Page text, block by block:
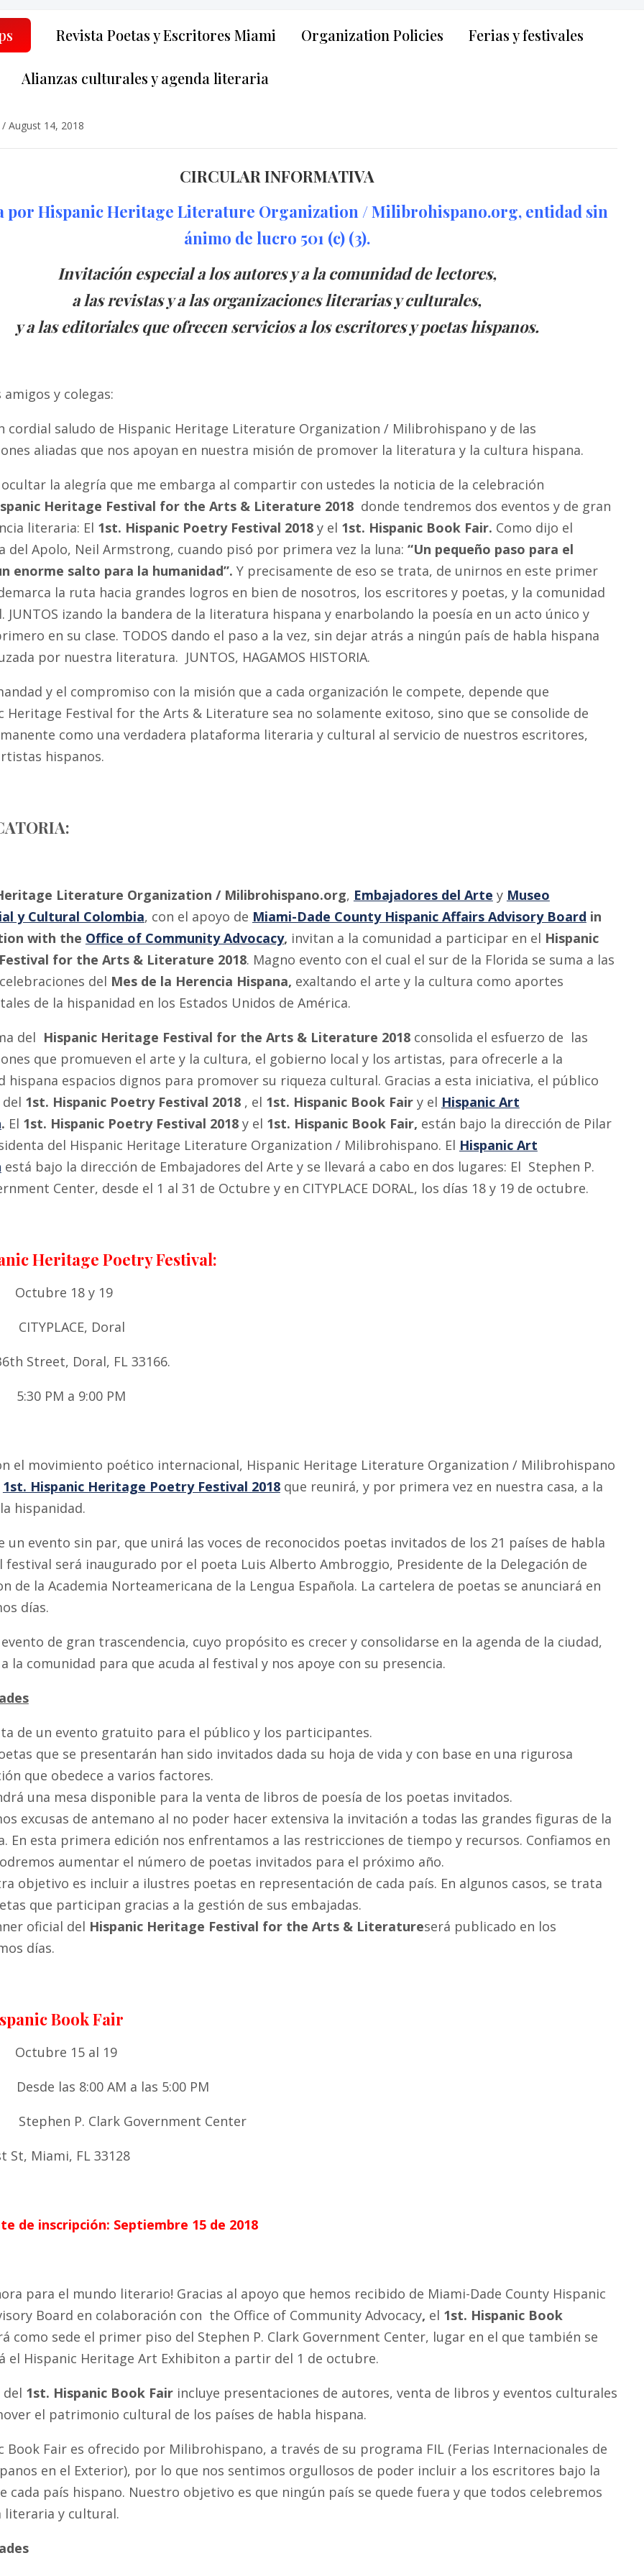
Revista Poetas y Escritores Miami Organization Policies Ferias y festivales
Alianzas culturales y agenda literaria
August 14, 2018
CIRCULAR INFORMATIVA
por Hispanic Heritage Literature Organization / Milibrohispano.org, entidad sin
ánimo de lucro 501 (c) (3).
Invitación especial a los autores y a la comunidad de lectores,
a las revistas y a las organizaciones literarias y culturales,
y a las editoriales que ofrecen servicios a los escritores y poetas hispanos.
amigos y colegas:
cordial saludo de Hispanic Heritage Literature Organization / Milibrohispano y de las
aliadas que nos apoyan en nuestra misión de promover la literatura y la cultura hispana.
la alegría que me embarga al compartir con ustedes la noticia de la celebración
Heritage Festival for the Arts & Literature 2018donde tendremos dos eventos y de gran
literaria: El 1st. Hispanic Poetry Festival 2018y el 1st. Hispanic Book Fair. Como dijo el
del Apolo, Neil Armstrong, cuando pisó por primera vez la luna: “Un pequeño paso para el
enorme salto para la humanidad”. Y precisamente de eso se trata, de unirnos en este primer
la ruta hacia grandes logros en bien de nosotros, los escritores y poetas, y la comunidad
JUNTOS izando la bandera de la literatura hispana y enarbolando la poesía en un acto único y
en su clase. TODOS dando el paso a la vez, sin dejar atrás a ningún país de habla hispana
por nuestra literatura. JUNTOS, HAGAMOS HISTORIA.
y el compromiso con la misión que a cada organización le compete, depende que
Heritage Festival for the Arts & Literature sea no solamente exitoso, sino que se consolide de
como una verdadera plataforma literaria y cultural al servicio de nuestros escritores,
hispanos.
Literature Organization / Milibrohispano.org, Embajadores del Arte y Museo
y Cultural Colombia, con el apoyo de Miami-Dade County Hispanic Affairs Advisory Board in
with the Office of Community Advocacy, invitan a la comunidad a participar en el Hispanic
for the Arts & Literature 2018. Magno evento con el cual el sur de la Florida se suma a las
del Mes de la Herencia Hispana, exaltando el arte y la cultura como aportes
de la hispanidad en los Estados Unidos de América.
del Hispanic Heritage Festival for the Arts & Literature 2018 consolida el esfuerzo de las
que promueven el arte y la cultura, el gobierno local y los artistas, para ofrecerle a la
hispana espacios dignos para promover su riqueza cultural. Gracias a esta iniciativa, el público
1st. Hispanic Poetry Festival 2018, el 1st. Hispanic Book Fairy el Hispanic Art
. El 1st. Hispanic Poetry Festival 2018y el 1st. Hispanic Book Fair, están bajo la dirección de Pilar
del Hispanic Heritage Literature Organization / Milibrohispano. El Hispanic Art
está bajo la dirección de Embajadores del Arte y se llevará a cabo en dos lugares: El Stephen P.
Center, desde el 1 al 31 de Octubre y en CITYPLACE DORAL, los días 18 y 19 de octubre.
Heritage Poetry Festival:
18 y 19
Doral
Street, Doral, FL 33166.
PM a 9:00 PM
el movimiento poético internacional, Hispanic Heritage Literature Organization / Milibrohispano
1st. Hispanic Heritage Poetry Festival 2018que reunirá, y por primera vez en nuestra casa, a la
hispanidad.
un evento sin par, que unirá las voces de reconocidos poetas invitados de los 21 países de habla
festival será inaugurado por el poeta Luis Alberto Ambroggio, Presidente de la Delegación de
de la Academia Norteamericana de la Lengua Española. La cartelera de poetas se anunciará en
días.
de gran trascendencia, cuyo propósito es crecer y consolidarse en la agenda de la ciudad,
la comunidad para que acuda al festival y nos apoye con su presencia.
de un evento gratuito para el público y los participantes.
que se presentarán han sido invitados dada su hoja de vida y con base en una rigurosa
que obedece a varios factores.
una mesa disponible para la venta de libros de poesía de los poetas invitados.
excusas de antemano al no poder hacer extensiva la invitación a todas las grandes figuras de la
En esta primera edición nos enfrentamos a las restricciones de tiempo y recursos. Confiamos en
aumentar el número de poetas invitados para el próximo año.
objetivo es incluir a ilustres poetas en representación de cada país. En algunos casos, se trata
que participan gracias a la gestión de sus embajadas.
oficial del Hispanic Heritage Festival for the Arts & Literatureserá publicado en los
días.
Book Fair
15 al 19
las 8:00 AM a las 5:00 PM
P. Clark Government Center
St, Miami, FL 33128
de inscripción: Septiembre 15 de 2018
para el mundo literario! Gracias al apoyo que hemos recibido de Miami-Dade County Hispanic
Board en colaboración con the Office of Community Advocacy, el 1st. Hispanic Book
como sede el primer piso del Stephen P. Clark Government Center, lugar en el que también se
el Hispanic Heritage Art Exhibiton a partir del 1 de octubre.
del 1st. Hispanic Book Fairincluye presentaciones de autores, venta de libros y eventos culturales
el patrimonio cultural de los países de habla hispana.
Book Fair es ofrecido por Milibrohispano, a través de su programa FIL (Ferias Internacionales de
en el Exterior), por lo que nos sentimos orgullosos de poder incluir a los escritores bajo la
cada país hispano. Nuestro objetivo es que ningún país se quede fuera y que todos celebremos
literaria y cultural.